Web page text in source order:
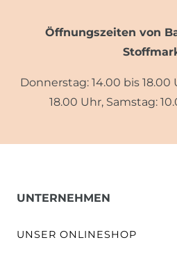
Öffnungszeiten von
Donnerstag: 14.00 bis 18.00
18.00 Uhr, Samstag:
UNTERNEHMEN
UNSER ONLINESHOP